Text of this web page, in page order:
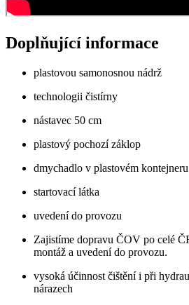
Doplňující informace
plastovou samonosnou nádrž
technologii čistírny
nástavec 50 cm
plastový pochozí záklop
dmychadlo v plastovém kontejneru
startovací látka
uvedení do provozu
Zajistíme dopravu ČOV po celé
montáž a uvedení do provozu.
vysoká účinnost čištění i při
nárazech